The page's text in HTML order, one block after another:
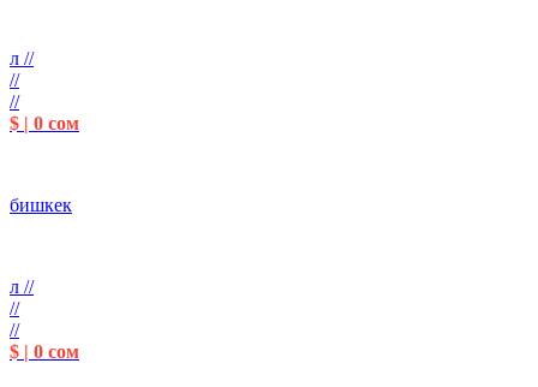
л //
//
//
$ | 0 сом
бишкек
л //
//
//
$ | 0 сом